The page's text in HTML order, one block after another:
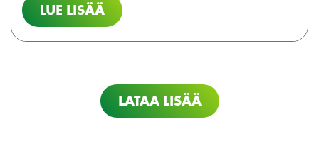
LUE LISÄÄ
LATAA LISÄÄ